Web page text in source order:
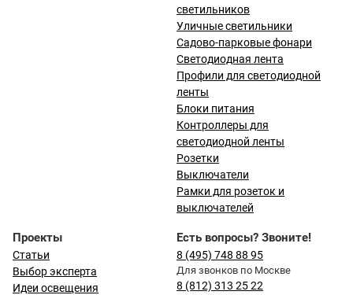
светильников
Уличные светильники
Садово-парковые фонари
Светодиодная лента
Профили для светодиодной
ленты
Блоки питания
Контроллеры для
светодиодной ленты
Розетки
Выключатели
Рамки для розеток и
выключателей
Проекты
Статьи
Выбор эксперта
Идеи освещения
Есть вопросы? Звоните!
8 (495) 748 88 95
Для звонков по Москве
8 (812) 313 25 22